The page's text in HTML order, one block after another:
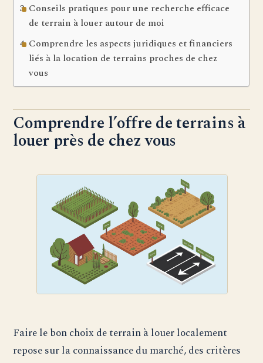
Conseils pratiques pour une recherche efficace
de terrain à louer autour de moi
Comprendre les aspects juridiques et financiers
liés à la location de terrains proches de chez
vous
Comprendre l’offre de terrains à
louer près de chez vous
Faire le bon choix de terrain à louer localement
repose sur la connaissance du marché, des critères